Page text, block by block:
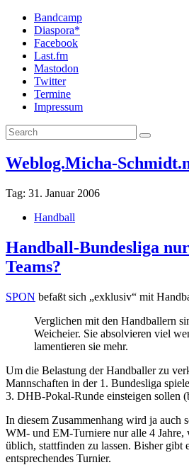
Bandcamp
Diaspora*
Facebook
Last.fm
Mastodon
Twitter
Termine
Impressum
Weblog.Micha-
Tag: 31. Januar 2006
Handball
Handball-Bundesliga
Teams?
SPON befaßt sich „exklusiv“ mit
Verglichen mit den Handballern
Weicheier. Sie absolvieren viel
lamentieren sie mehr.
Um die Belastung der Handballer zu
Mannschaften in der 1. Bundesliga
3. DHB-Pokal-Runde einsteigen sollen
In diesem Zusammenhang wird ja auch
WM- und EM-Turniere nur alle 4 Jahre,
üblich, stattfinden zu lassen. Bisher gibt
entsprechendes Turnier.